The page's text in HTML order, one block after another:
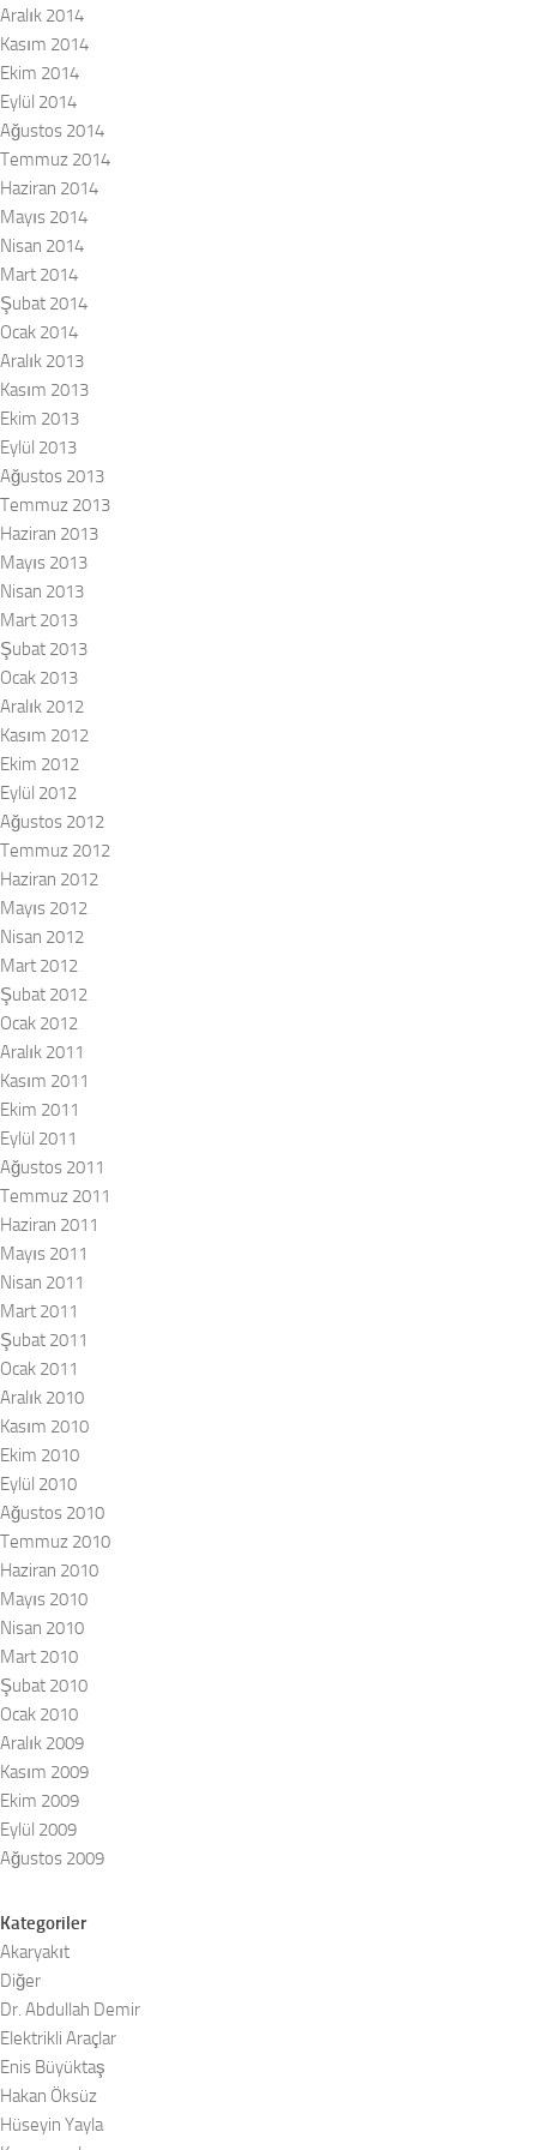
Aralık 2014
Kasım 2014
Ekim 2014
Eylül 2014
Ağustos 2014
Temmuz 2014
Haziran 2014
Mayıs 2014
Nisan 2014
Mart 2014
Şubat 2014
Ocak 2014
Aralık 2013
Kasım 2013
Ekim 2013
Eylül 2013
Ağustos 2013
Temmuz 2013
Haziran 2013
Mayıs 2013
Nisan 2013
Mart 2013
Şubat 2013
Ocak 2013
Aralık 2012
Kasım 2012
Ekim 2012
Eylül 2012
Ağustos 2012
Temmuz 2012
Haziran 2012
Mayıs 2012
Nisan 2012
Mart 2012
Şubat 2012
Ocak 2012
Aralık 2011
Kasım 2011
Ekim 2011
Eylül 2011
Ağustos 2011
Temmuz 2011
Haziran 2011
Mayıs 2011
Nisan 2011
Mart 2011
Şubat 2011
Ocak 2011
Aralık 2010
Kasım 2010
Ekim 2010
Eylül 2010
Ağustos 2010
Temmuz 2010
Haziran 2010
Mayıs 2010
Nisan 2010
Mart 2010
Şubat 2010
Ocak 2010
Aralık 2009
Kasım 2009
Ekim 2009
Eylül 2009
Ağustos 2009
Kategoriler
Akaryakıt
Diğer
Dr. Abdullah Demir
Elektrikli Araçlar
Enis Büyüktaş
Hakan Öksüz
Hüseyin Yayla